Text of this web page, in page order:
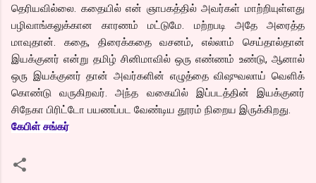
தெரியவில்லை. கதையில் என் ஞாபகத்தில் அவர்கள் மாற்றியுள்ளது
பழிவாங்கலுக்கான காரணம் மட்டுமே. மற்றபடி அதே அரைத்த
மாவுதான். கதை, திரைக்கதை வசனம், எல்லாம் செய்தால்தான்
இயக்குனர் என்று தமிழ் சினிமாவில் ஒரு எண்ணம் உண்டு, ஆனால்
ஒரு இயக்குனர் தான் அவர்களின் எழுத்தை விஷுவலாய் வெளிக்
கொண்டு வருகிறவர். அந்த வகையில் இப்படத்தின் இயக்குனர்
சிநேகா பிரிட்டோ பயணப்பட வேண்டிய தூரம் நிறைய இருக்கிறது.
கேபிள் சங்கர்